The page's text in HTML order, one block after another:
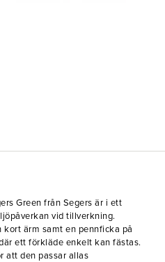
Green från Segers är i ett
vid tillverkning.
kort ärm samt en pennficka på
ett förkläde enkelt kan fästas.
att den passar allas